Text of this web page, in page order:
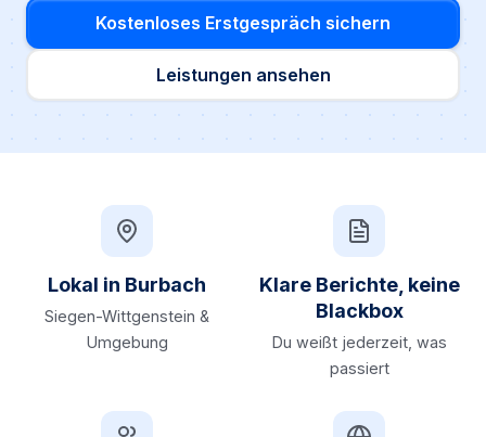
Kostenloses Erstgespräch sichern
Leistungen ansehen
Lokal in Burbach
Siegen-Wittgenstein &
Umgebung
Klare Berichte, keine
Blackbox
Du weißt jederzeit, was
passiert